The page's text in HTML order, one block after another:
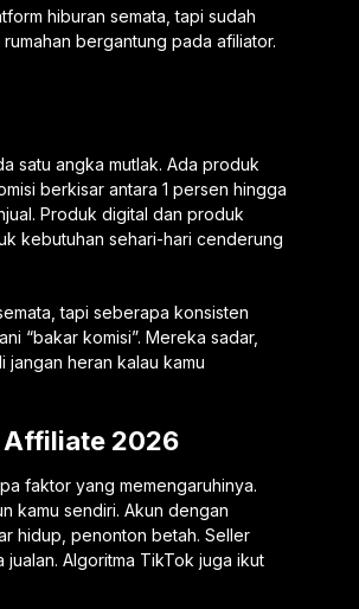
hiburan semata, tapi sudah
bergantung pada afiliator.
satu angka mutlak. Ada produk
berkisar antara 1 persen hingga
Produk digital dan produk
kebutuhan sehari-hari cenderung
tapi seberapa konsisten
“bakar komisi”. Mereka sadar,
heran kalau kamu
Affiliate 2026
faktor yang memengaruhinya.
kamu sendiri. Akun dengan
hidup, penonton betah. Seller
Algoritma TikTok juga ikut